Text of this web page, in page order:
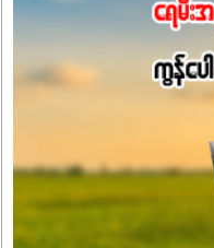
အရသာ ပိုမိုကောင်းမွန်စေ
အာဟာရဓာတ်စုပ်ယူမှုကောင်း
အကျိုးကျေးဇူးများစွာကိုရ
အားလုံးမှာ အသုံးပြုနိုင်တယ်
မလို့ အတွေးမများဘဲ သီးနှံ